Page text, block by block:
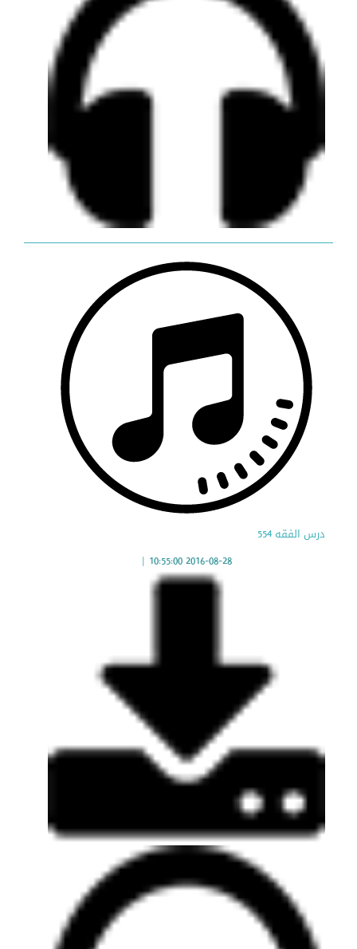
درس الفقه 554
2016-08-28 10:55:00
|